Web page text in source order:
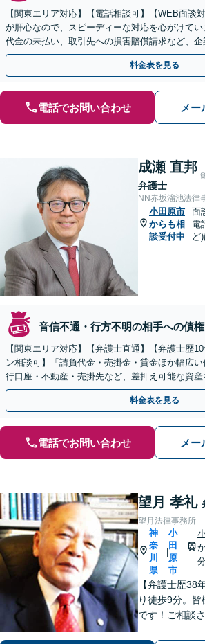
【関東エリア対応】【電話相談可】【WEB面談
が肝心なので、スピーディーな対応を心がけて
代金の未払い、取引先への損害賠償請求など、
広く対応「フリーランスの報酬未払いもご相談
料金表を見る
電話でお問い合わせ メー
成瀬 直邦
弁護士
NN赤坂溜池法律
小田原市
からも相
談受付中
面
電
ど
音信不通・行方不明の相手への債
【関東エリア対応】【弁護士直通】【弁護士歴
ン相談可】「請負代金・売掛金・貸金ほか幅広
行口座・不動産・売掛先など、差押え可能な資
果的な手続きを選択します【休日・夜間相談可】
料金表を見る
電話でお問い合わせ メー
望月 孝礼
望月法律事務所
神
奈
川
県
|
小
田
原
市
【弁護士歴38
り徒歩9分。
です！ご相談